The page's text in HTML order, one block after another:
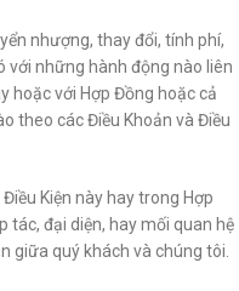
nhượng, thay đổi, tính phí,
với những hành động nào liên
hoặc với Hợp Đồng hoặc cả
theo các Điều Khoản và Điều
Kiện này hay trong Hợp
tác, đại diện, hay mối quan hệ
giữa quý khách và chúng tôi.